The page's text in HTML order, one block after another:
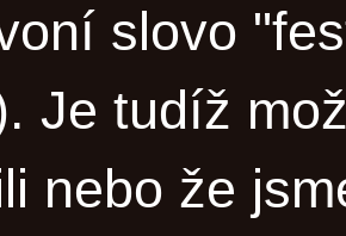
slovo
Je tudíž
nebo že